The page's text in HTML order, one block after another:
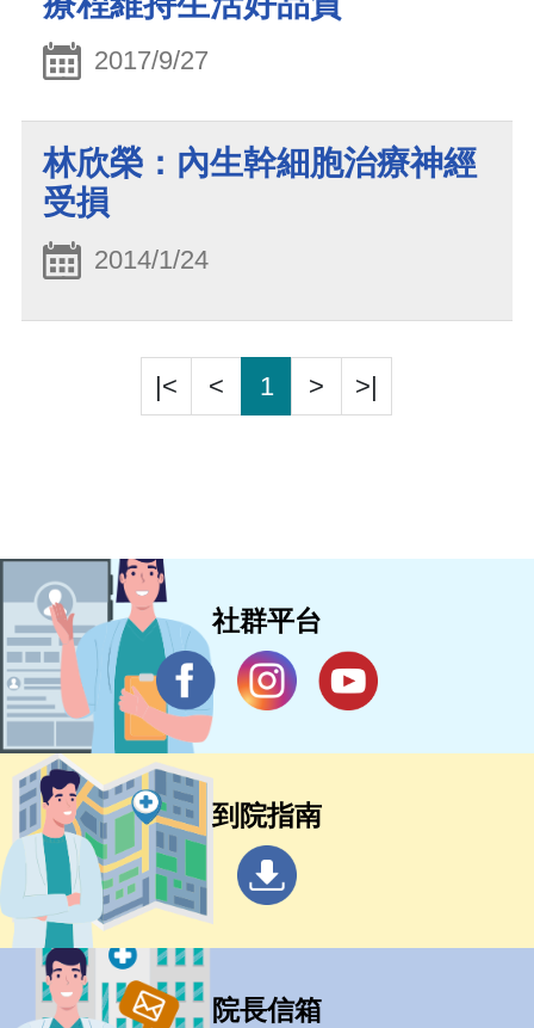
2017/9/27
林欣榮：內生幹細胞治療神經
受損
2014/1/24
|< < 1 > >|
社群平台
到院指南
院長信箱